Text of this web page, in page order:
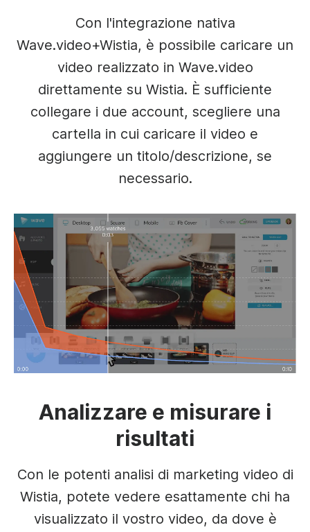
Con l'integrazione nativa
Wave.video+Wistia, è possibile caricare un
video realizzato in Wave.video
direttamente su Wistia. È sufficiente
collegare i due account, scegliere una
cartella in cui caricare il video e
aggiungere un titolo/descrizione, se
necessario.
Analizzare e misurare i
risultati
Con le potenti analisi di marketing video di
Wistia, potete vedere esattamente chi ha
visualizzato il vostro video, da dove è